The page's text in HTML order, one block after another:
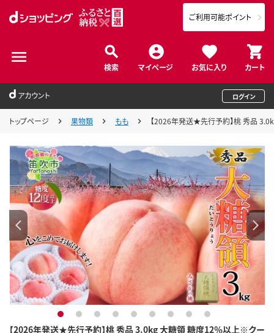
検索 マイページ お気に入り カート
ご利用可能ポイント
アカウント ログイン
トップページ 果物類 もも 【2026年発送★先行予約】桃 秀品
【2026年発送★先行予約】桃 秀品 3.0kg 大糖領 糖度12％以上※クー
1 2 3 4 5 6 7 8 9